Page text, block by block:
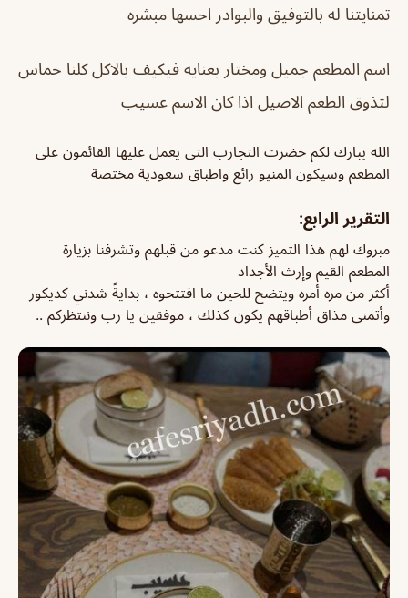
تمنايتنا له بالتوفيق والبوادر احسها مبشره
اسم المطعم جميل ومختار بعنايه فيكيف بالاكل كلنا حماس
لتذوق الطعم الاصيل اذا كان الاسم عسيب
الله يبارك لكم حضرت التجارب التى يعمل عليها القائمون على
المطعم وسيكون المنيو رائع واطباق سعودية مختصة
التقرير الرابع:
مبروك لهم هذا التميز كنت مدعو من قبلهم وتشرفنا بزيارة
المطعم القيم وإرث الأجداد
أكثر من مره أمره ويتضح للحين ما افتتحوه ، بدايةً شدني كديكور
وأتمنى مذاق أطباقهم يكون كذلك ، موفقين يا رب وننتظركم ..